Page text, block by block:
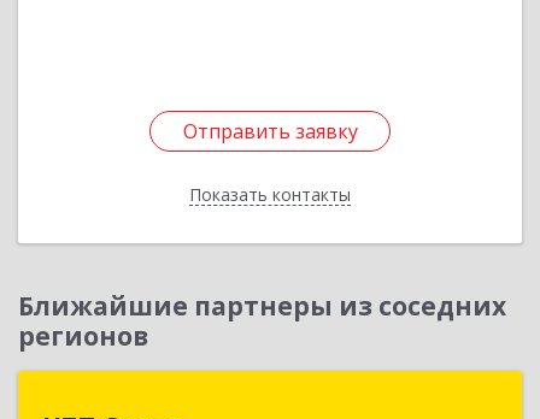
Отправить заявку
Показать контакты
Отправить заявку
Назад
Ближайшие партнеры из соседних
регионов